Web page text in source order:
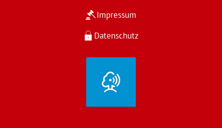
Impressum
Datenschutz